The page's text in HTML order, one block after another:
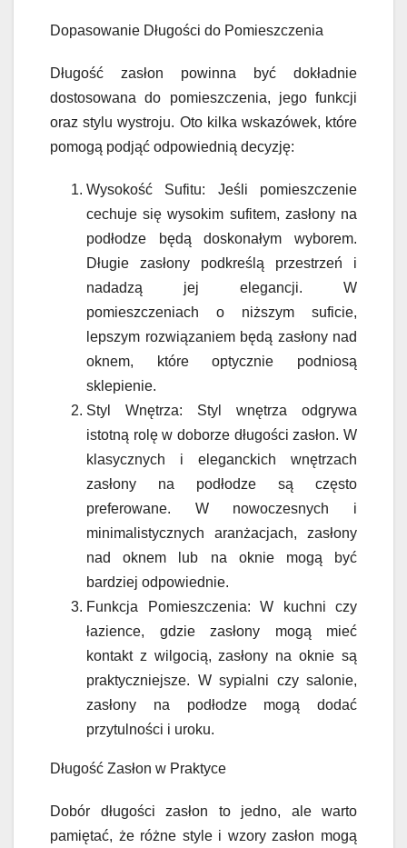
Dopasowanie Długości do Pomieszczenia
Długość zasłon powinna być dokładnie
dostosowana do pomieszczenia, jego funkcji
oraz stylu wystroju. Oto kilka wskazówek, które
pomogą podjąć odpowiednią decyzję:
Wysokość Sufitu: Jeśli pomieszczenie
cechuje się wysokim sufitem, zasłony na
podłodze będą doskonałym wyborem.
Długie zasłony podkreślą przestrzeń i
nadadzą jej elegancji. W
pomieszczeniach o niższym suficie,
lepszym rozwiązaniem będą zasłony nad
oknem, które optycznie podniosą
sklepienie.
Styl Wnętrza: Styl wnętrza odgrywa
istotną rolę w doborze długości zasłon. W
klasycznych i eleganckich wnętrzach
zasłony na podłodze są często
preferowane. W nowoczesnych i
minimalistycznych aranżacjach, zasłony
nad oknem lub na oknie mogą być
bardziej odpowiednie.
Funkcja Pomieszczenia: W kuchni czy
łazience, gdzie zasłony mogą mieć
kontakt z wilgocią, zasłony na oknie są
praktyczniejsze. W sypialni czy salonie,
zasłony na podłodze mogą dodać
przytulności i uroku.
Długość Zasłon w Praktyce
Dobór długości zasłon to jedno, ale warto
pamiętać, że różne style i wzory zasłon mogą